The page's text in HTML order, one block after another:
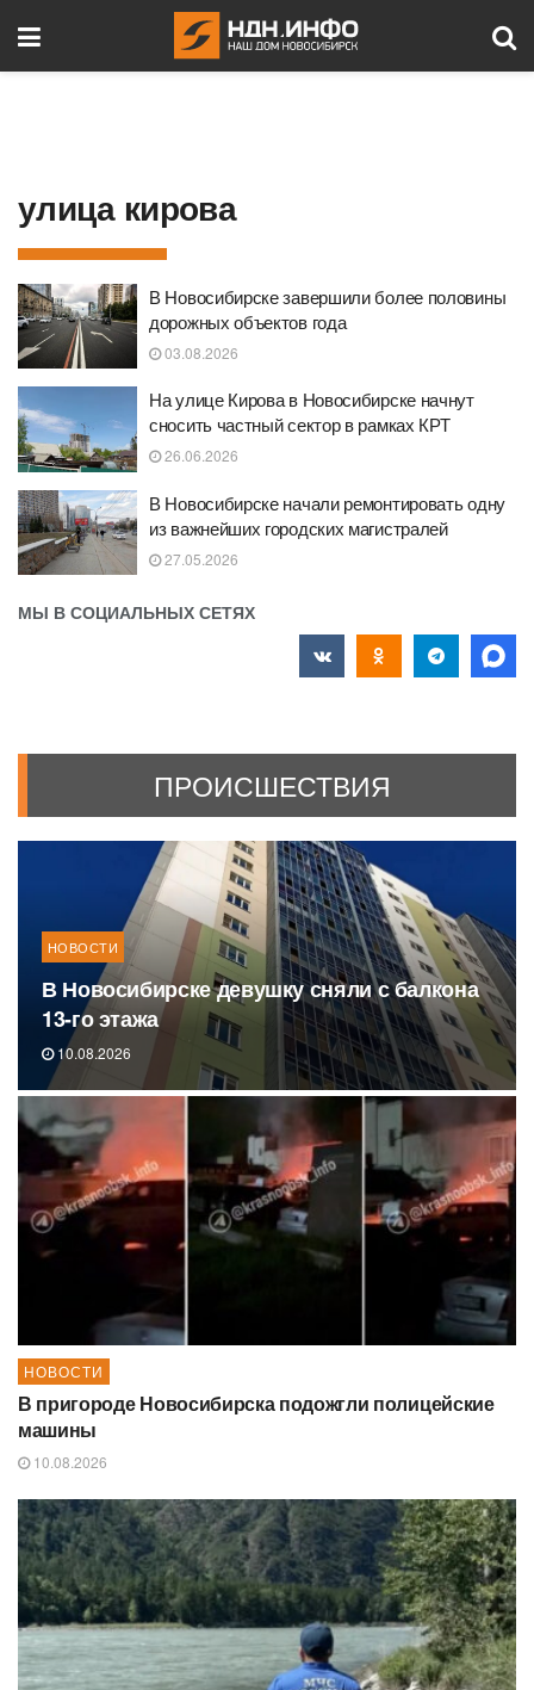
улица кирова
В Новосибирске завершили более половины
дорожных объектов года
03.08.2026
На улице Кирова в Новосибирске начнут
сносить частный сектор в рамках КРТ
26.06.2026
В Новосибирске начали ремонтировать одну
из важнейших городских магистралей
27.05.2026
МЫ В СОЦИАЛЬНЫХ СЕТЯХ
ПРОИСШЕСТВИЯ
НОВОСТИ
В Новосибирске девушку сняли с балкона
13-го этажа
10.08.2026
НОВОСТИ
В пригороде Новосибирска подожгли полицейские
машины
10.08.2026